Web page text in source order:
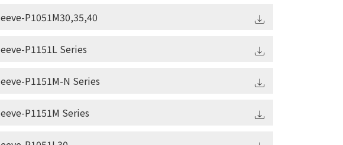
P1051M30,35,40
P1151L Series
P1151M-N Series
P1151M Series